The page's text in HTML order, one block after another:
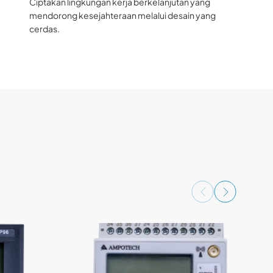
mendorong kesejahteraan melalui desain yang
cerdas.